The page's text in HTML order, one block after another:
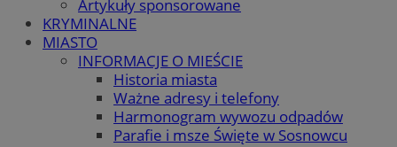
Artykuły sponsorowane
KRYMINALNE
MIASTO
INFORMACJE O MIEŚCIE
Historia miasta
Ważne adresy i telefony
Harmonogram wywozu odpadów
Parafie i msze Święte w Sosnowcu